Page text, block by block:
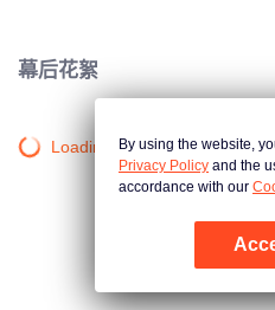
幕后花絮
Loading…By using the website,
Privacy Policy and the
accordance with our